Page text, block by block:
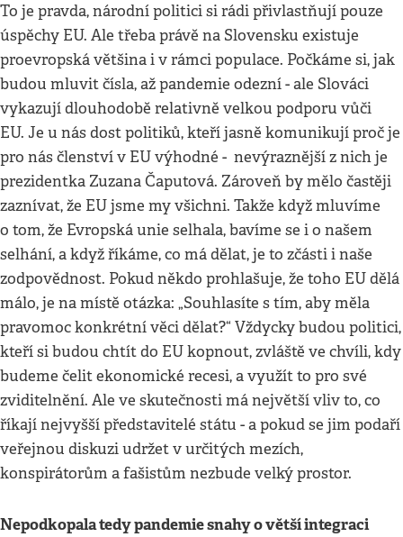
To je pravda, národní politici si rádi přivlastňují pouze
úspěchy EU. Ale třeba právě na Slovensku existuje
proevropská většina i v rámci populace. Počkáme si, jak
budou mluvit čísla, až pandemie odezní - ale Slováci
vykazují dlouhodobě relativně velkou podporu vůči
EU. Je u nás dost politiků, kteří jasně komunikují proč je
pro nás členství v EU výhodné - nevýraznější z nich je
prezidentka Zuzana Čaputová. Zároveň by mělo častěji
zaznívat, že EU jsme my všichni. Takže když mluvíme
o tom, že Evropská unie selhala, bavíme se i o našem
selhání, a když říkáme, co má dělat, je to zčásti i naše
zodpovědnost. Pokud někdo prohlašuje, že toho EU dělá
málo, je na místě otázka: „Souhlasíte s tím, aby měla
pravomoc konkrétní věci dělat?“ Vždycky budou politici,
kteří si budou chtít do EU kopnout, zvláště ve chvíli, kdy
budeme čelit ekonomické recesi, a využít to pro své
zviditelnění. Ale ve skutečnosti má největší vliv to, co
říkají nejvyšší představitelé státu - a pokud se jim podaří
veřejnou diskuzi udržet v určitých mezích,
konspirátorům a fašistům nezbude velký prostor.
Nepodkopala tedy pandemie snahy o větší integraci